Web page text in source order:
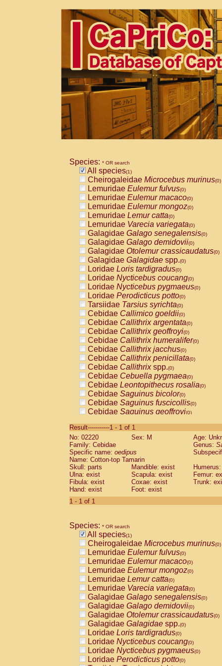
Species: * OR search
All species(1)
Cheirogaleidae Microcebus murinus(0)
Lemuridae Eulemur fulvus(0)
Lemuridae Eulemur macaco(0)
Lemuridae Eulemur mongoz(0)
Lemuridae Lemur catta(0)
Lemuridae Varecia variegata(0)
Galagidae Galago senegalensis(0)
Galagidae Galago demidovii(0)
Galagidae Otolemur crassicaudatus(0)
Galagidae Galagidae spp.(0)
Loridae Loris tardigradus(0)
Loridae Nycticebus coucang(0)
Loridae Nycticebus pygmaeus(0)
Loridae Perodicticus potto(0)
Tarsiidae Tarsius syrichta(0)
Cebidae Callimico goeldii(0)
Cebidae Callithrix argentata(0)
Cebidae Callithrix geoffroyi(0)
Cebidae Callithrix humeralifer(0)
Cebidae Callithrix jacchus(0)
Cebidae Callithrix penicillata(0)
Cebidae Callithrixspp.(0)
Cebidae Cebuella pygmaea(0)
Cebidae Leontopithecus rosalia(0)
Cebidae Saguinus bicolor(0)
Cebidae Saguinus fuscicollis(0)
Cebidae Saguinus geoffroyi(0)
CebidaeSaguinus labiatus(0)
Cebidae Saguinus leucopus (0)
Cebidae
CebidaeSaguinus mystax
Cebidae Saguinus nigricollis (0)
Cebidae Saguinus oedipus
Cebidae Saguinus weddelli
Cebidae Saguinusspp.
Cebidae
CebidaeCebus capucinus
CebidaeCebus nigrivittatus
CebidaeCebus spp.(0)
CebidaeSaimiri boliviensis(0)
CebidaeSaimiri sciureus(0)
AtelidaeAlouatta caraya(0)
AtelidaeAlouatta fusca(0)
AtelidaeAlouatta seniculus(0)
AtelidaeAlouattaspp.(0)
AtelidaeAteles belzebuth(0)
AtelidaeAteles geoffroyi(0)
AtelidaeAteles paniscus(0)
AtelidaeAtelesspp.(0)
AtelidaeLagothrix lagothricha(0)
AtelidaeLagothrix lagothricha cana
PitheciidaeCacajao calvus
Result-----------1 - 1 of 1
No: 02220
Sex: M
Age:
Family: Cebidae
Genus:
Specific name: oedipus
Name: Cotton-top Tamarin
Skull: parts
Mandible: exist
Ulna: exist
Scapula: exist
Femur:
Fibula: exist
Coxae: exist
Trunk:
Hand: exist
Foot: exist
1 - 1 of 1
Species: * OR search
All species(1)
Cheirogaleidae Microcebus murinus(0)
Lemuridae Eulemur fulvus(0)
Lemuridae Eulemur macaco(0)
Lemuridae Eulemur mongoz(0)
Lemuridae Lemur catta(0)
Lemuridae Varecia variegata(0)
Galagidae Galago senegalensis(0)
Galagidae Galago demidovii(0)
Galagidae Otolemur crassicaudatus(0)
Galagidae Galagidae spp.(0)
Loridae Loris tardigradus(0)
Loridae Nycticebus coucang(0)
Loridae Nycticebus pygmaeus(0)
Loridae Perodicticus potto(0)